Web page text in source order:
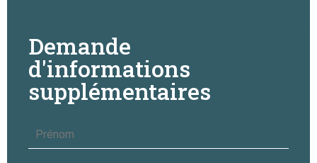
Demande
d'informations
supplémentaires